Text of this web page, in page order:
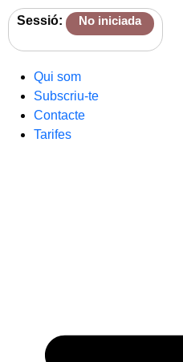
Sessió: No iniciada
Qui som
Subscriu-te
Contacte
Tarifes